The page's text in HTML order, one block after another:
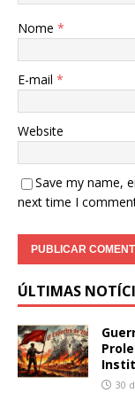
Nome *
E-mail *
Website
Save my name,
next time I
ÚLTIMAS
30